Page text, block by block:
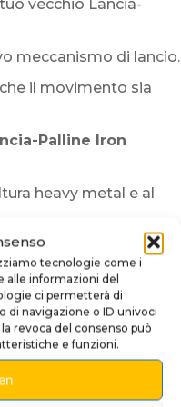
tecnologie come i
alle informazioni del
ci permetterà di
di navigazione o ID univoci
revoca del consenso può
e funzioni.
vecchio Lancia-
meccanismo di lancio.
il movimento sia
Palline Iron
heavy metal e al
rende omaggio a
Iron Maiden.
l’unicità di
artigianale, colori e
rendendo ogni
unico.